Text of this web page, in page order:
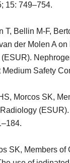
15: 749–754.
T, Bellin M-F,
der Molen A
Safety
Morcos SK,
SK, Members